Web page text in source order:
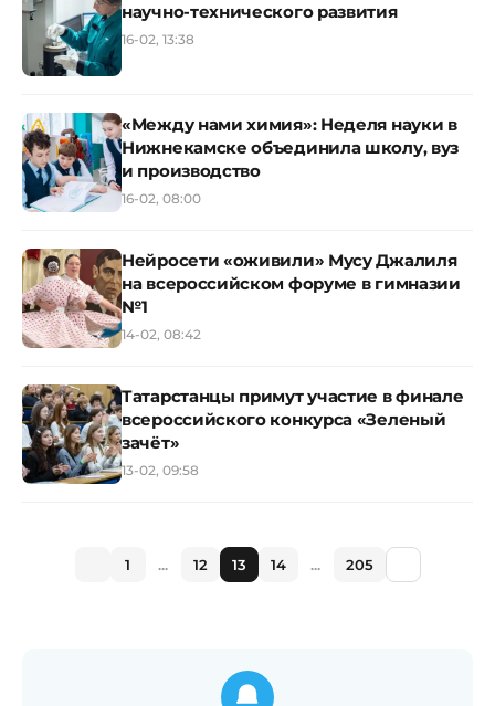
научно-технического развития
16-02, 13:38
«Между нами химия»: Неделя науки в
Нижнекамске объединила школу, вуз
и производство
16-02, 08:00
Нейросети «оживили» Мусу Джалиля
на всероссийском форуме в гимназии
№1
14-02, 08:42
Татарстанцы примут участие в финале
всероссийского конкурса «Зеленый
зачёт»
13-02, 09:58
1 ... 12 13 14 ... 205